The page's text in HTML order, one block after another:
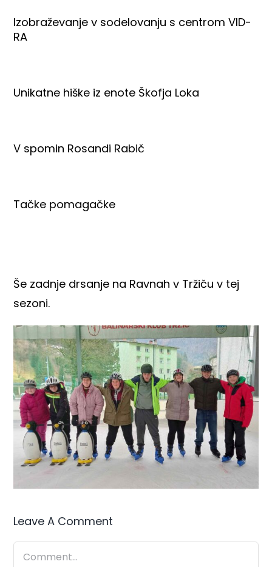
Izobraževanje v sodelovanju s centrom VID-
RA
Unikatne hiške iz enote Škofja Loka
V spomin Rosandi Rabič
Tačke pomagačke
Še zadnje drsanje na Ravnah v Tržiču v tej
sezoni.
Leave A Comment
Comment